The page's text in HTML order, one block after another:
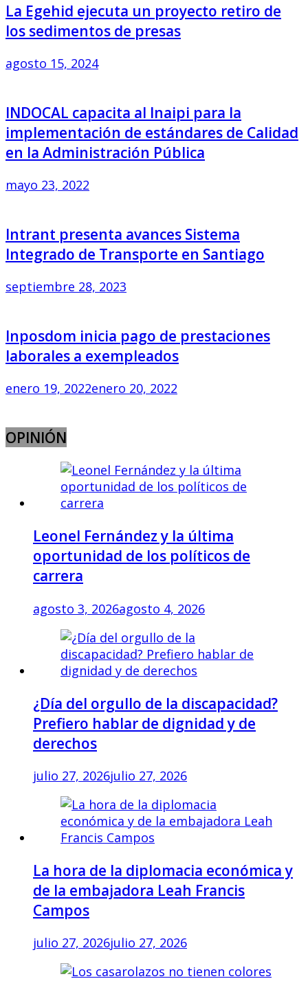
La Egehid ejecuta un proyecto retiro de
los sedimentos de presas
agosto 15, 2024
INDOCAL capacita al Inaipi para la
implementación de estándares de Calidad
en la Administración Pública
mayo 23, 2022
Intrant presenta avances Sistema
Integrado de Transporte en Santiago
septiembre 28, 2023
Inposdom inicia pago de prestaciones
laborales a exempleados
enero 19, 2022enero 20, 2022
OPINIÓN
Leonel Fernández y la última
oportunidad de los políticos de
carrera
agosto 3, 2026agosto 4, 2026
¿Día del orgullo de la discapacidad?
Prefiero hablar de dignidad y de
derechos
julio 27, 2026julio 27, 2026
La hora de la diplomacia económica y
de la embajadora Leah Francis
Campos
julio 27, 2026julio 27, 2026